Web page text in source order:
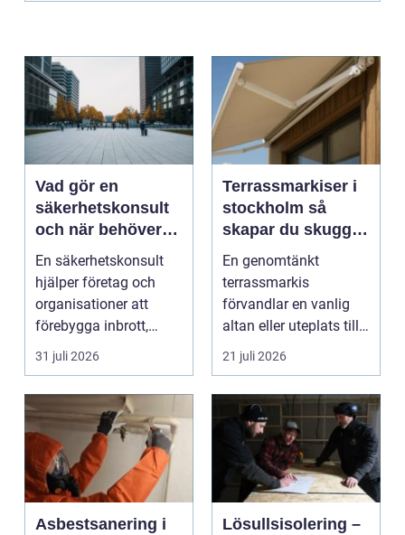
Vad gör en
säkerhetskonsult
och när behöver
du en?
En säkerhetskonsult
hjälper företag och
organisationer att
förebygga inbrott,
sabotage och andra
ang...
31 juli 2026
Terrassmarkiser i
stockholm så
skapar du skugga,
stil och komfort på
uteplatsen
En genomtänkt
terrassmarkis
förvandlar en vanlig
altan eller uteplats till
ett extra rum under
somma...
21 juli 2026
Asbestsanering i
Lösullsisolering –